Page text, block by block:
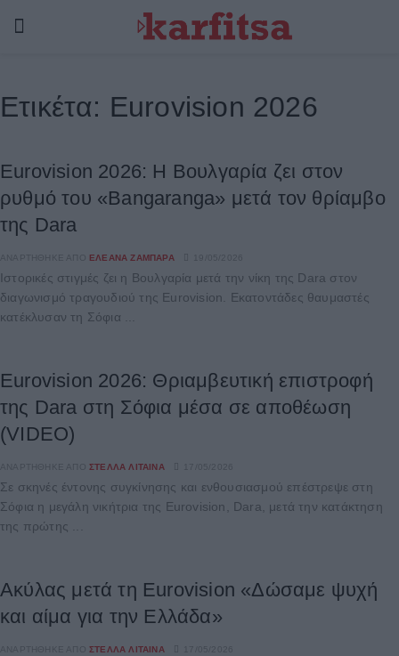
Ετικέτα: Eurovision 2026
Eurovision 2026: Η Βουλγαρία ζει στον
ρυθμό του «Bangaranga» μετά τον θρίαμβο
της Dara
ΑΝΑΡΤΉΘΗΚΕ ΑΠΌ ΕΛΕΆΝΑ ΖΑΜΠΆΡΑ 19/05/2026
Ιστορικές στιγμές ζει η Βουλγαρία μετά την νίκη της Dara στον
διαγωνισμό τραγουδιού της Eurovision. Εκατοντάδες θαυμαστές
κατέκλυσαν τη Σόφια ...
Eurovision 2026: Θριαμβευτική επιστροφή
της Dara στη Σόφια μέσα σε αποθέωση
(VIDEO)
ΑΝΑΡΤΉΘΗΚΕ ΑΠΌ ΣΤΈΛΛΑ ΛΊΤΑΙΝΑ
Σε σκηνές έντονης συγκίνησης και ενθουσιασμού επέστρεψε στη
Σόφια η μεγάλη νικήτρια της Eurovision, Dara, μετά την κατάκτηση
της πρώτης ...
Ακύλας μετά τη Eurovision «Δώσαμε ψυχή
και αίμα για την Ελλάδα»
ΑΝΑΡΤΉΘΗΚΕ ΑΠΌ ΣΤΈΛΛΑ ΛΊΤΑΙΝΑ